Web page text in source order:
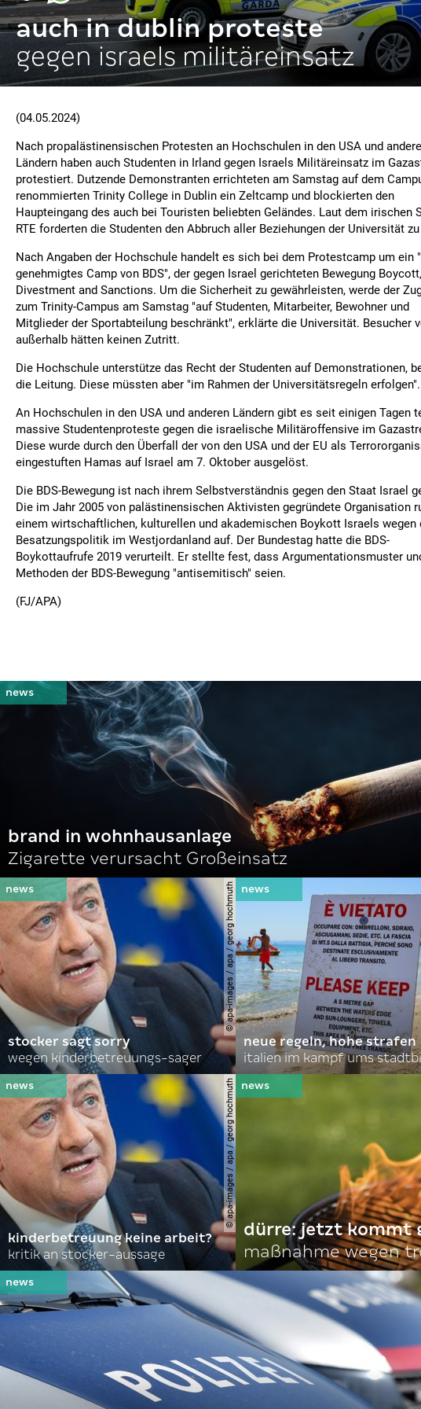
auch in dublin proteste
gegen israels militäreinsatz
(04.05.2024)
Nach propalästinensischen Protesten an Hochschulen in den USA und
Ländern haben auch Studenten in Irland gegen Israels Militäreinsatz im
protestiert. Dutzende Demonstranten errichteten am Samstag auf dem
renommierten Trinity College in Dublin ein Zeltcamp und blockierten den
Haupteingang des auch bei Touristen beliebten Geländes. Laut dem irischen
RTE forderten die Studenten den Abbruch aller Beziehungen der Universität
Nach Angaben der Hochschule handelt es sich bei dem Protestcamp um ein
genehmigtes Camp von BDS", der gegen Israel gerichteten Bewegung Boycott,
Divestment and Sanctions. Um die Sicherheit zu gewährleisten, werde der
zum Trinity-Campus am Samstag "auf Studenten, Mitarbeiter, Bewohner und
Mitglieder der Sportabteilung beschränkt", erklärte die Universität. Besucher
außerhalb hätten keinen Zutritt.
Die Hochschule unterstütze das Recht der Studenten auf Demonstrationen,
die Leitung. Diese müssten aber "im Rahmen der Universitätsregeln erfolgen".
An Hochschulen in den USA und anderen Ländern gibt es seit einigen Tagen
massive Studentenproteste gegen die israelische Militäroffensive im
Diese wurde durch den Überfall der von den USA und der EU als
eingestuften Hamas auf Israel am 7. Oktober ausgelöst.
Die BDS-Bewegung ist nach ihrem Selbstverständnis gegen den Staat Israel
Die im Jahr 2005 von palästinensischen Aktivisten gegründete Organisation
einem wirtschaftlichen, kulturellen und akademischen Boykott Israels wegen
Besatzungspolitik im Westjordanland auf. Der Bundestag hatte die BDS-
Boykottaufrufe 2019 verurteilt. Er stellte fest, dass Argumentationsmuster
Methoden der BDS-Bewegung "antisemitisch" seien.
(FJ/APA)
brand in wohnhausanlage
Zigarette verursacht Großeinsatz
© apa-images / apa / georg hochmuth
stocker sagt sorry
wegen kinderbetreuungs-sager
neue regeln, hohe strafen
italien im kampf ums
© apa-images / apa / georg hochmuth
kinderbetreuung keine arbeit?
kritik an stocker-aussage
dürre: jetzt kommt
maßnahme wegen